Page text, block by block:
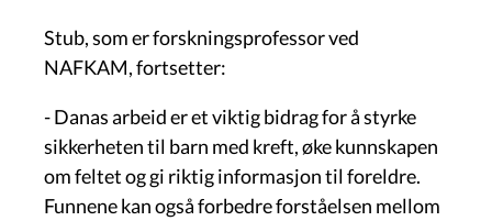
Stub, som er forskningsprofessor ved
NAFKAM, fortsetter:
- Danas arbeid er et viktig bidrag for å styrke
sikkerheten til barn med kreft, øke kunnskapen
om feltet og gi riktig informasjon til foreldre.
Funnene kan også forbedre forståelsen mellom